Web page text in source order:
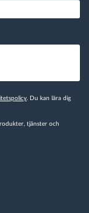
. Du kan lära dig
tjänster och